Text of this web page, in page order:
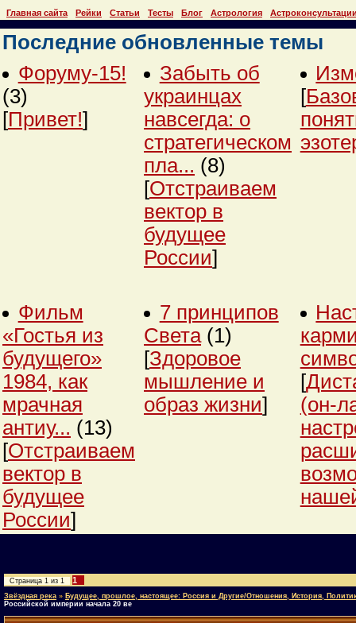
Главная сайта Рейки Статьи Тесты Блог Астрология
Последние обновленные темы
Форуму-15!
(3)
[Привет!]
Забыть об
украинцах
навсегда: о
стратегическом
пла... (8)
[Отстраиваем
вектор в
будущее
России]
[
Фильм
«Гостья из
будущего»
1984, как
мрачная
антиу... (13)
[Отстраиваем
вектор в
будущее
России]
7 принципов
Света (1)
[Здоровое
мышление и
образ жизни]
[
(он-
Страница 1 из 1 1
Звёздная река » Будущее, прошлое, настоящее: Россия и Другие/Отношения, История,
Российской империи начала 20 ве